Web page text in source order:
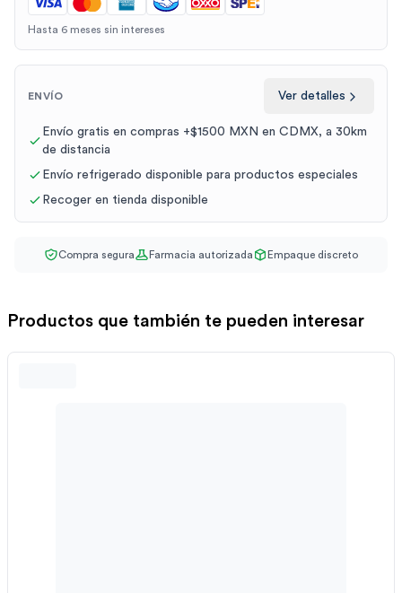
Hasta 6 meses sin intereses
ENVÍO Ver detalles
Envío gratis en compras +$1500 MXN en CDMX, a 30km
de distancia
Envío refrigerado disponible para productos especiales
Recoger en tienda disponible
Compra segura Farmacia autorizada Empaque discreto
Productos que también te pueden interesar